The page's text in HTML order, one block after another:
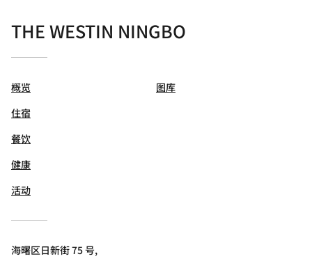
THE WESTIN NINGBO
概览
住宿
餐饮
健康
活动
图库
海曙区日新街 75 号,